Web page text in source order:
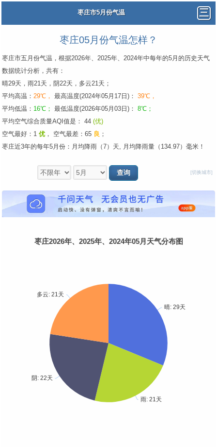
枣庄市5月份气温
枣庄05月份气温怎样？
枣庄市五月份气温，根据2026年、2025年、2024年中每年的5月的历史天气
数据统计分析，共有：
晴29天，雨21天，阴22天，多云21天；
平均高温： 29℃， 最高温度(2024年05月17日)： 39℃，
平均低温： 16℃； 最低温度(2026年05月03日)： 8℃；
平均空气综合质量AQI值是： 44 (优)
空气最好：1 优 ， 空气最差：65 良 ；
枣庄近3年的每年5月份：月均降雨（7）天, 月均降雨量（134.97）毫米！
[切换城市]
枣庄2026年、2025年、2024年05月天气分布图